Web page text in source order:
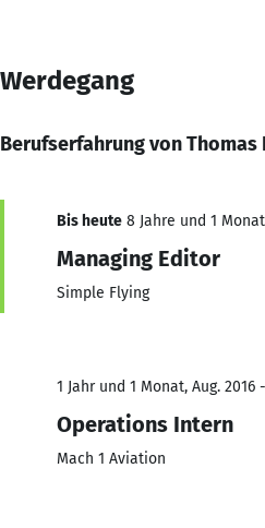
Werdegang
Berufserfahrung von Thomas
Bis heute 8 Jahre und 1
Managing Editor
Simple Flying
1 Jahr und 1 Monat, Aug. 2016
Operations Intern
Mach 1 Aviation